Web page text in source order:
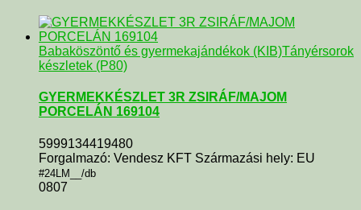
Babaköszöntő és gyermekajándékok (KIB)Tányérsorok
készletek (P80)
GYERMEKKÉSZLET 3R ZSIRÁF/MAJOM
PORCELÁN 169104
5999134419480
Forgalmazó: Vendesz KFT Származási hely: EU
#24LM__/db
0807